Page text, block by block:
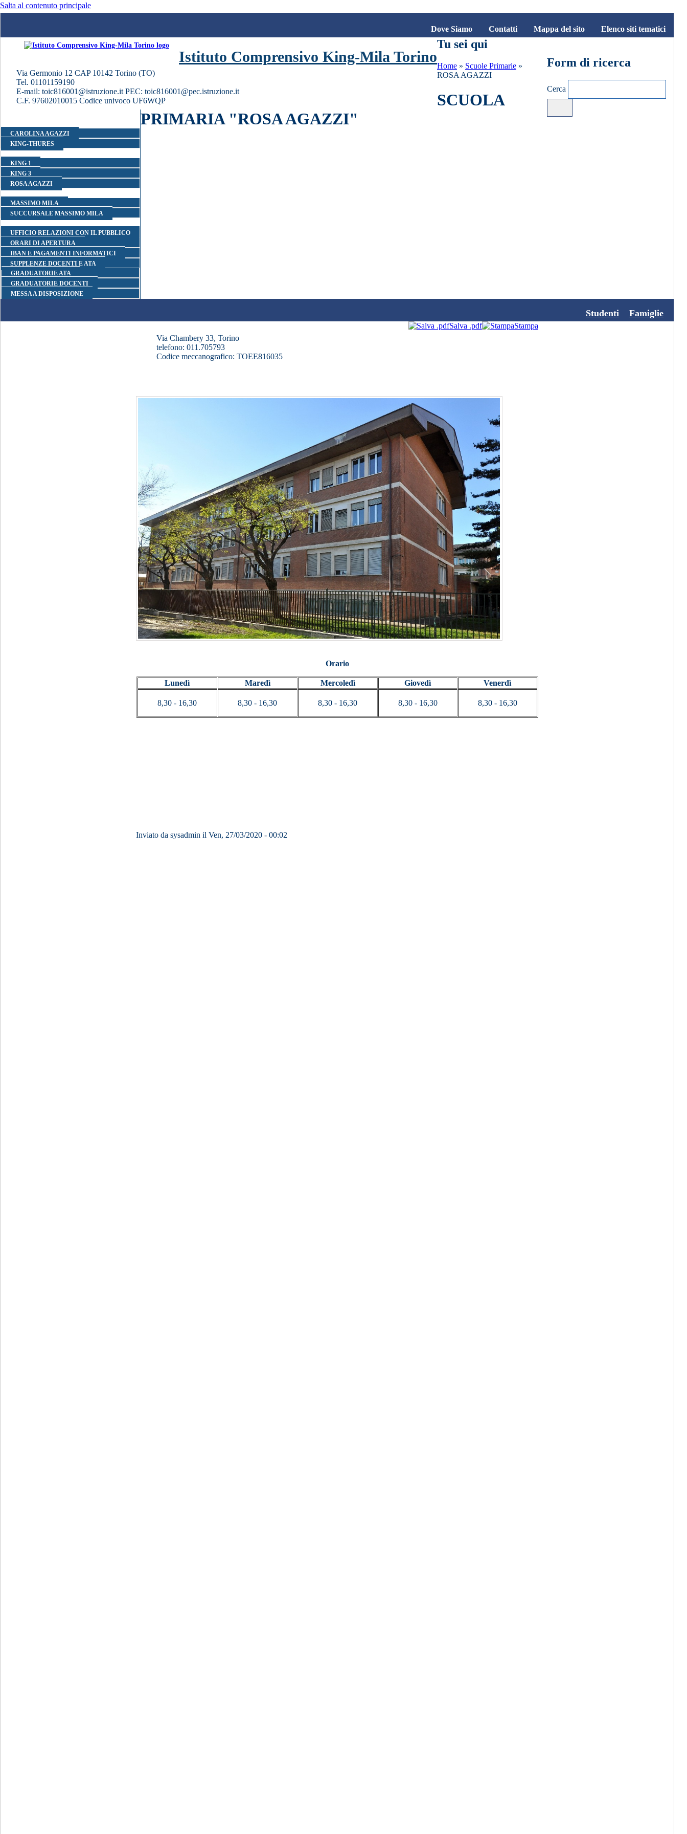
Salta al contenuto principale
Elenco siti tematici
Mappa del sito
Contatti
Dove Siamo
Istituto Comprensivo King-Mila Torino
Via Germonio 12 CAP 10142 Torino (TO)
Tel. 01101159190
E-mail: toic816001@istruzione.it PEC: toic816001@pec.istruzione.it
C.F. 97602010015 Codice univoco UF6WQP
Form di ricerca
Cerca
CAROLINA AGAZZI
KING-THURES
KING 1
KING 3
ROSA AGAZZI
MASSIMO MILA
SUCCURSALE MASSIMO MILA
UFFICIO RELAZIONI CON IL PUBBLICO
ORARI DI APERTURA
IBAN E PAGAMENTI INFORMATICI
SUPPLENZE DOCENTI E ATA
GRADUATORIE ATA
GRADUATORIE DOCENTI
MESSA A DISPOSIZIONE
Famiglie
Studenti
Tu sei qui
Home » Scuole Primarie »
ROSA AGAZZI
SCUOLA
PRIMARIA "ROSA AGAZZI"
Stampa
Salva .pdf
Via Chambery 33, Torino
telefono: 011.705793
Codice meccanografico: TOEE816035
Orario
Lunedì Maredì Mercoledì Giovedì Venerdì
8,30 - 16,30 8,30 - 16,30 8,30 - 16,30 8,30 - 16,30 8,30 - 16,30
Inviato dasysadmin il Ven, 27/03/2020 - 00:02